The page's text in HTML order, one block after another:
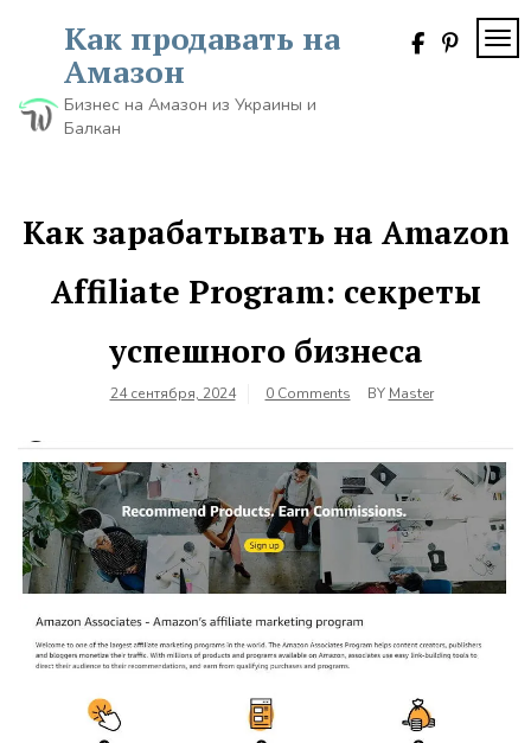
Как продавать на
Амазон
Бизнес на Амазон из Украины и
Балкан
Как зарабатывать на Amazon
Affiliate Program: секреты
успешного бизнеса
24 сентября, 2024 0 Comments BY Master